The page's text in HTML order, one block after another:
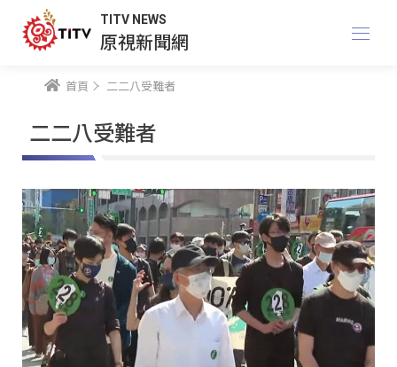
TITV NEWS
原視新聞網
首頁 二二八受難者
二二八受難者